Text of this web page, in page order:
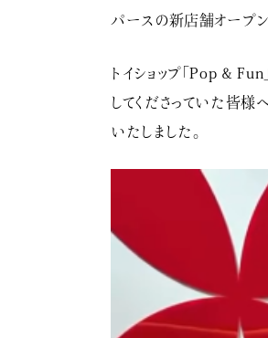
パースの新店舗オープン
トイショップ「Pop &
してくださっていた皆
いたしました。